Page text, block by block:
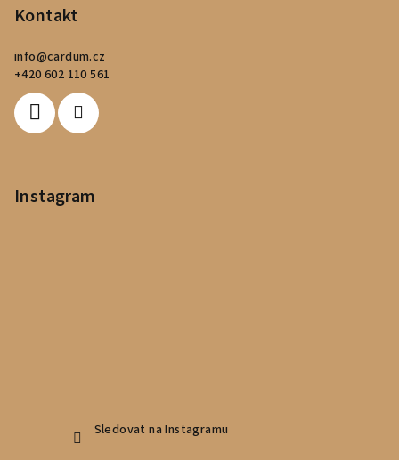
Kontakt
info@cardum.cz
+420 602 110 561
Instagram
Sledovat na Instagramu